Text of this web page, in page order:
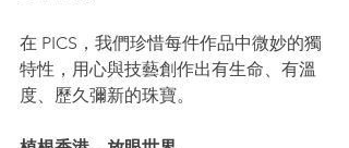
在 PICS，我們珍惜每件作品中微妙的獨
特性，用心與技藝創作出有生命、有溫
度、歷久彌新的珠寶。